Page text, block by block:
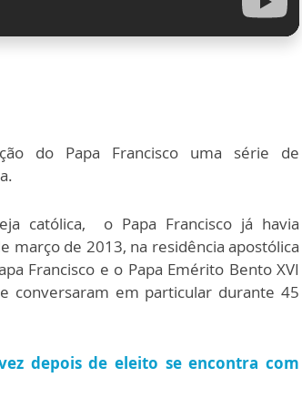
do Papa Francisco uma série de
católica, o Papa Francisco já havia
março de 2013, na residência apostólica
Francisco e o Papa Emérito Bento XVI
conversaram em particular durante 45
depois de eleito se encontra com